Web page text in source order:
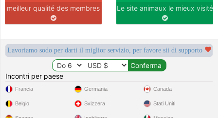
meilleur qualité des membres Le site animaux le mieux visité
Lavoriamo sodo per darti il miglior servizio, per favore sii di supporto
Incontri per paese
Francia
Belgio
Germania
Svizzera
Canada
Stati Uniti